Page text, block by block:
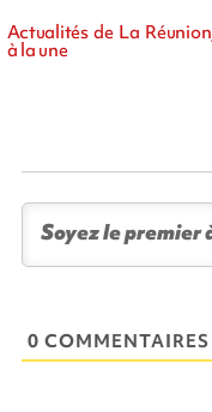
Actualités de La
à la une
0 COMMENTAIRES